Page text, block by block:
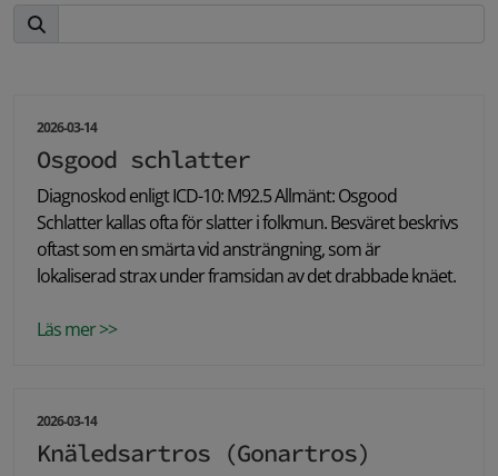
2026-03-14
Osgood schlatter
Diagnoskod enligt ICD-10: M92.5 Allmänt: Osgood
Schlatter kallas ofta för slatter i folkmun. Besväret beskrivs
oftast som en smärta vid ansträngning, som är
lokaliserad strax under framsidan av det drabbade knäet.
Läs mer >>
2026-03-14
Knäledsartros (Gonartros)